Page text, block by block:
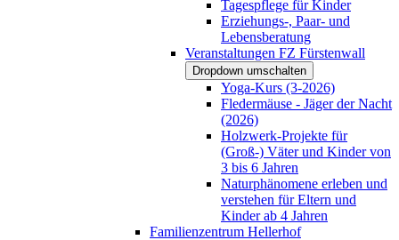
Tagespflege für Kinder
Erziehungs-, Paar- und
Lebensberatung
Veranstaltungen FZ Fürstenwall
Dropdown umschalten
Yoga-Kurs (3-2026)
Fledermäuse - Jäger der Nacht
(2026)
Holzwerk-Projekte für
(Groß-) Väter und Kinder von
3 bis 6 Jahren
Naturphänomene erleben und
verstehen für Eltern und
Kinder ab 4 Jahren
Familienzentrum Hellerhof